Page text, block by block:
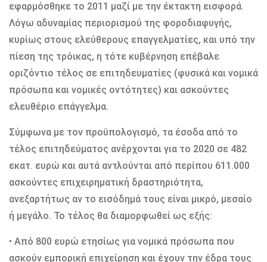
εφαρμόσθηκε το 2011 μαζί με την έκτακτη εισφορά.
Λόγω αδυναμίας περιορισμού της φοροδιαφυγής,
κυρίως στους ελεύθερους επαγγελματίες, και υπό την
πίεση της τρόικας, η τότε κυβέρνηση επέβαλε
οριζόντιο τέλος σε επιτηδευματίες (φυσικά και νομικά
πρόσωπα και νομικές οντότητες) και ασκούντες
ελευθέριο επάγγελμα.
Σύμφωνα με τον προϋπολογισμό, τα έσοδα από το
τέλος επιτηδεύματος ανέρχονται για το 2020 σε 482
εκατ. ευρώ και αυτά αντλούνται από περίπου 611.000
ασκούντες επιχειρηματική δραστηριότητα,
ανεξαρτήτως αν το εισόδημά τους είναι μικρό, μεσαίο
ή μεγάλο. Το τέλος θα διαμορφωθεί ως εξής:
• Από 800 ευρώ ετησίως για νομικά πρόσωπα που
ασκούν εμπορική επιχείρηση και έχουν την έδρα τους